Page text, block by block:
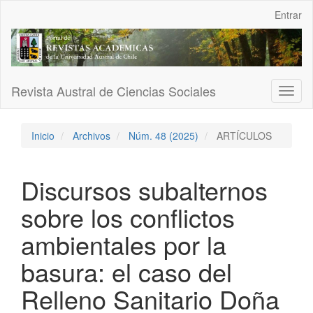
Contenido
principal
Barra
Entrar
Revista Austral de Ciencias Sociales
Inicio Archivos Núm. 48 (2025) ARTÍCULOS
Discursos subalternos
sobre los conflictos
ambientales por la
basura: el caso del
Relleno Sanitario Doña